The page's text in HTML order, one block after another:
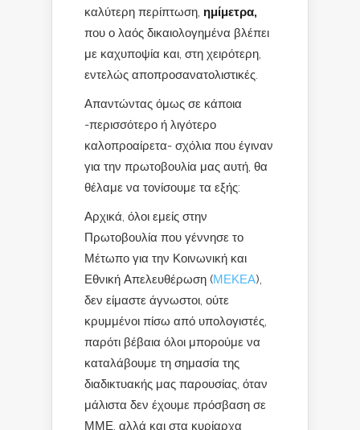
καλύτερη περίπτωση, ημίμετρα,
που ο λαός δικαιολογημένα βλέπει
με καχυποψία και, στη χειρότερη,
εντελώς αποπροσανατολιστικές.
Απαντώντας όμως σε κάποια
-περισσότερο ή λιγότερο
καλοπροαίρετα- σχόλια που έγιναν
για την πρωτοβουλία μας αυτή, θα
θέλαμε να τονίσουμε τα εξής:
Αρχικά, όλοι εμείς στην
Πρωτοβουλία που γέννησε το
Μέτωπο για την Κοινωνική και
Εθνική Απελευθέρωση (ΜΕΚΕΑ),
δεν είμαστε άγνωστοι, ούτε
κρυμμένοι πίσω από υπολογιστές,
παρότι βέβαια όλοι μπορούμε να
καταλάβουμε τη σημασία της
διαδικτυακής μας παρουσίας, όταν
μάλιστα δεν έχουμε πρόσβαση σε
ΜΜΕ, αλλά και στα κυρίαρχα